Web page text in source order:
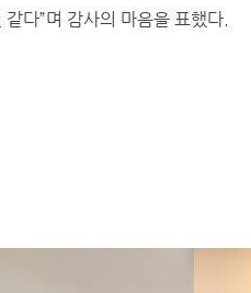
다”며 감사의 마음을 표했다.